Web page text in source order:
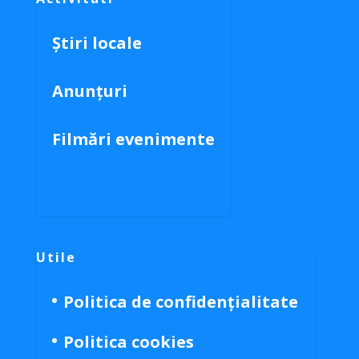
Știri locale
Anunțuri
Filmări evenimente
Utile
Politica de confidențialitate
Politica cookies